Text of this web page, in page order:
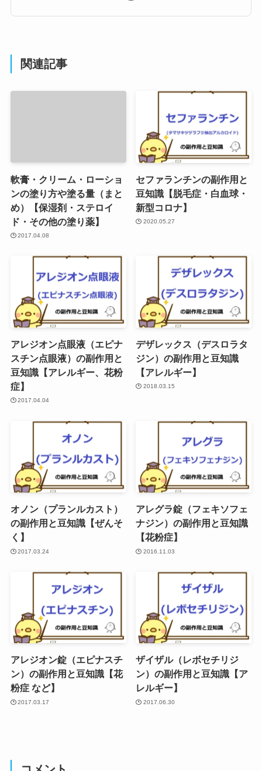
関連記事
軟膏・クリーム・ローショ
ンの塗り方や塗る量（まと
め）【保湿剤・ステロイ
ド・その他の塗り薬】
2017.04.08
セファランチンの副作用と
豆知識【脱毛症・白血球・
新型コロナ】
2020.05.27
アレジオン点眼液（エピナ
スチン点眼液）の副作用と
豆知識【アレルギー、花粉
症】
2017.04.04
デザレックス（デスロラタ
ジン）の副作用と豆知識
【アレルギー】
2018.03.15
オノン（プランルカスト）
の副作用と豆知識【ぜんそ
く】
2017.03.24
アレグラ錠（フェキソフェ
ナジン）の副作用と豆知識
【花粉症】
2016.11.03
アレジオン錠（エピナスチ
ン）の副作用と豆知識【花
粉症 など】
2017.03.17
ザイザル（レボセチリジ
ン）の副作用と豆知識【ア
レルギー】
2017.06.30